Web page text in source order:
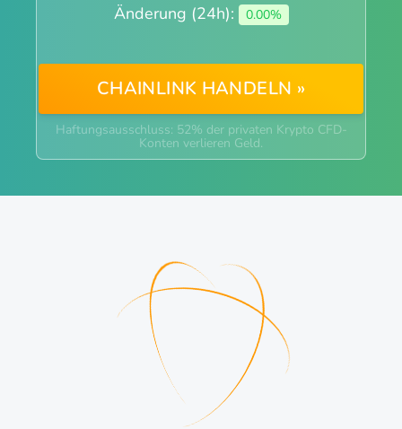
Änderung (24h): 0.00%
CHAINLINK HANDELN »
Haftungsausschluss: 52% der privaten Krypto CFD-
Konten verlieren Geld.